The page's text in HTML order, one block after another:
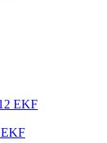
EKF